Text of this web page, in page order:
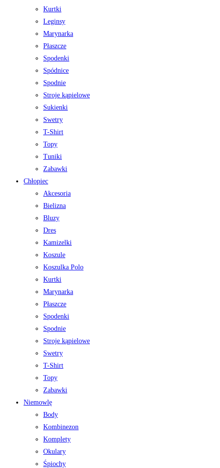
Kurtki
Leginsy
Marynarka
Płaszcze
Spodenki
Spódnice
Spodnie
Stroje kąpielowe
Sukienki
Swetry
T-Shirt
Topy
Tuniki
Zabawki
Chłopiec
Akcesoria
Bielizna
Bluzy
Dres
Kamizelki
Koszule
Koszulka Polo
Kurtki
Marynarka
Płaszcze
Spodenki
Spodnie
Stroje kąpielowe
Swetry
T-Shirt
Topy
Zabawki
Niemowlę
Body
Kombinezon
Komplety
Okulary
Śpiochy